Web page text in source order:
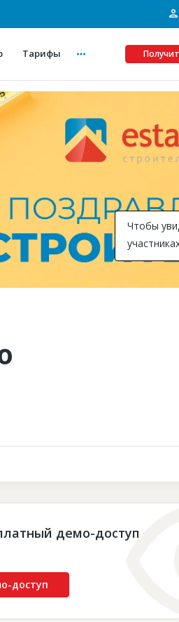
Тарифы
Платные
Рекламодателям
Инвестпроекты
Подписка на Базу
демо-доступ
доступ
Чтобы